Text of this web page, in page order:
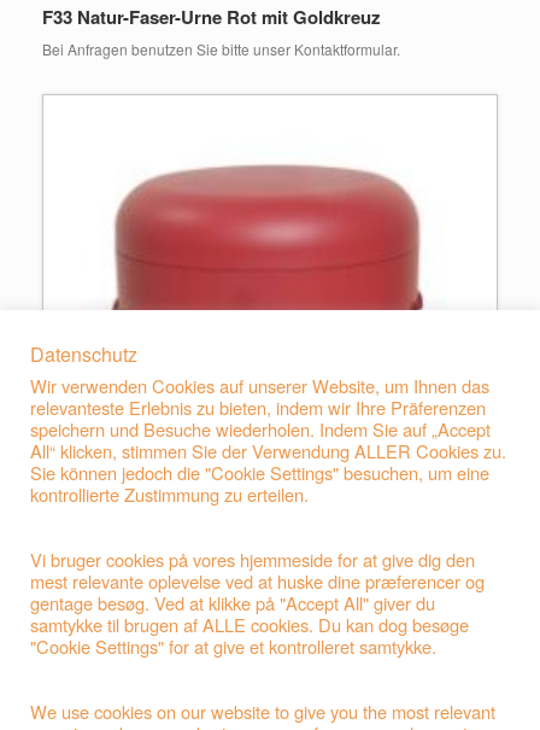
F33 Natur-Faser-Urne Rot mit Goldkreuz
Bei Anfragen benutzen Sie bitte unser Kontaktformular.
Datenschutz
Wir verwenden Cookies auf unserer Website, um Ihnen das
relevanteste Erlebnis zu bieten, indem wir Ihre Präferenzen
speichern und Besuche wiederholen. Indem Sie auf „Accept
All“ klicken, stimmen Sie der Verwendung ALLER Cookies zu.
Sie können jedoch die "Cookie Settings" besuchen, um eine
kontrollierte Zustimmung zu erteilen.
Vi bruger cookies på vores hjemmeside for at give dig den
mest relevante oplevelse ved at huske dine præferencer og
gentage besøg. Ved at klikke på "Accept All" giver du
samtykke til brugen af ALLE cookies. Du kan dog besøge
"Cookie Settings" for at give et kontrolleret samtykke.
We use cookies on our website to give you the most relevant